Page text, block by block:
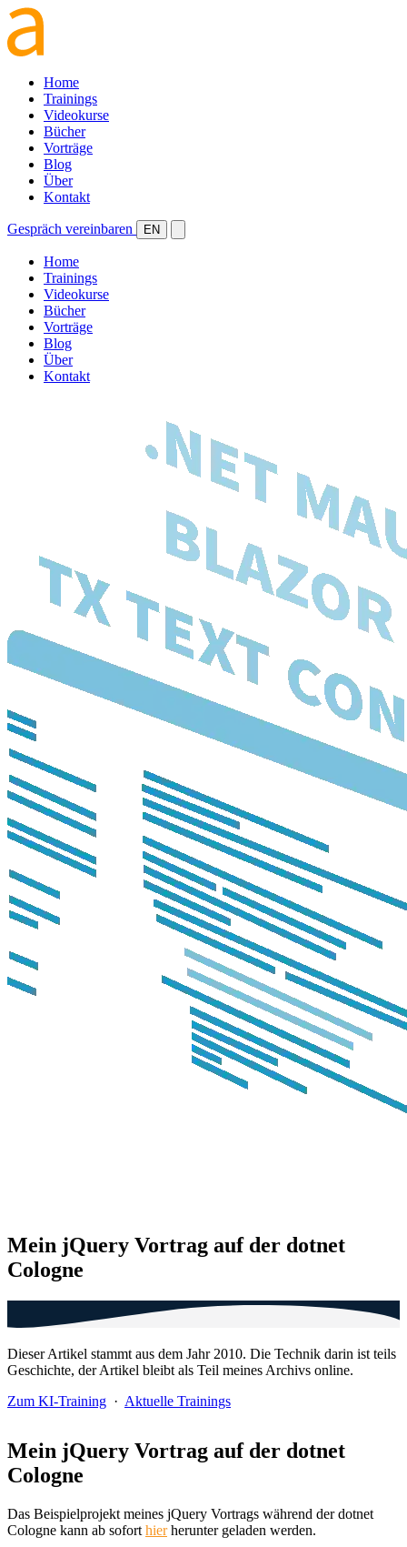
Home
Trainings
Videokurse
Bücher
Vorträge
Blog
Über
Kontakt
Gespräch vereinbaren EN
Home
Trainings
Videokurse
Bücher
Vorträge
Blog
Über
Kontakt
Mein jQuery Vortrag auf der dotnet
Cologne
Dieser Artikel stammt aus dem Jahr 2010. Die Technik darin ist teils
Geschichte, der Artikel bleibt als Teil meines Archivs online.
Zum KI-Training · Aktuelle Trainings
Mein jQuery Vortrag auf der dotnet
Cologne
Das Beispielprojekt meines jQuery Vortrags während der dotnet
Cologne kann ab sofort hierherunter geladen werden.